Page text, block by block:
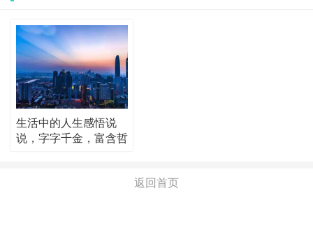
生活中的人生感悟说
说，字字千金，富含哲
返回首页